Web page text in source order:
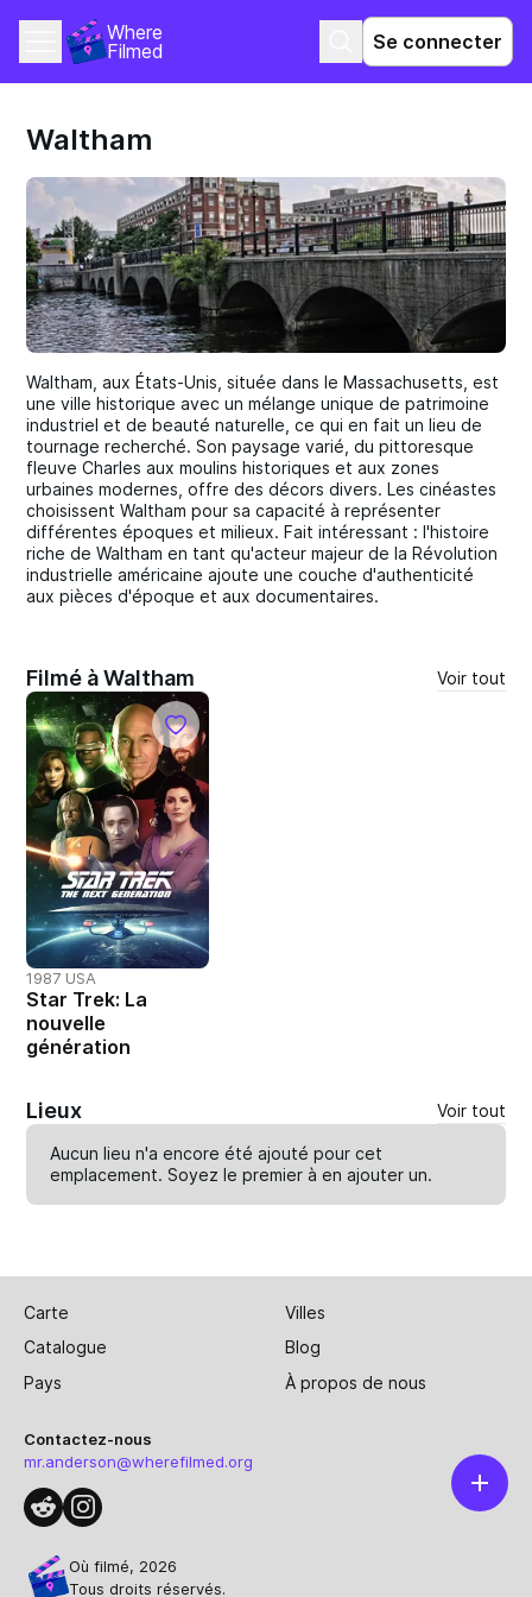
Where
Filmed
Se connecter
Waltham
Waltham, aux États-Unis, située dans le Massachusetts, est
une ville historique avec un mélange unique de patrimoine
industriel et de beauté naturelle, ce qui en fait un lieu de
tournage recherché. Son paysage varié, du pittoresque
fleuve Charles aux moulins historiques et aux zones
urbaines modernes, offre des décors divers. Les cinéastes
choisissent Waltham pour sa capacité à représenter
différentes époques et milieux. Fait intéressant : l'histoire
riche de Waltham en tant qu'acteur majeur de la Révolution
industrielle américaine ajoute une couche d'authenticité
aux pièces d'époque et aux documentaires.
Filmé à Waltham Voir tout
1987 USA
Star Trek: La
nouvelle
génération
Lieux Voir tout
Aucun lieu n'a encore été ajouté pour cet
emplacement. Soyez le premier à enajouter un.
Carte
Villes
Catalogue
Blog
Pays
À propos de nous
Contactez-nous
mr.anderson@wherefilmed.org
Où filmé, 2026
Tous droits réservés.